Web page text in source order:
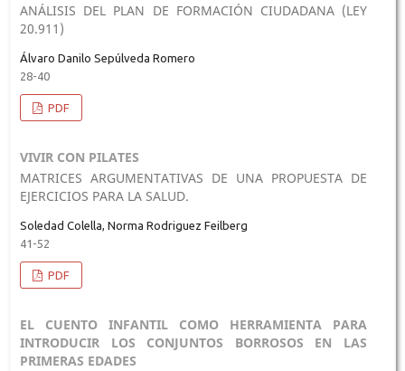
ANÁLISIS DEL PLAN DE FORMACIÓN CIUDADANA (LEY
20.911)
Álvaro Danilo Sepúlveda Romero
28-40
PDF
VIVIR CON PILATES
MATRICES ARGUMENTATIVAS DE UNA PROPUESTA DE
EJERCICIOS PARA LA SALUD.
Soledad Colella, Norma Rodriguez Feilberg
41-52
PDF
EL CUENTO INFANTIL COMO HERRAMIENTA PARA
INTRODUCIR LOS CONJUNTOS BORROSOS EN LAS
PRIMERAS EDADES